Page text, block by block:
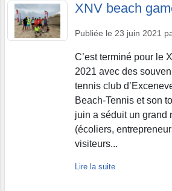
XNV beach
Publiée le 23 juin 2021
C’est terminé pour le
2021 avec des
tennis club
Beach-Tennis et son
juin a séduit un grand
(écoliers,
visiteurs...
Lire la suite